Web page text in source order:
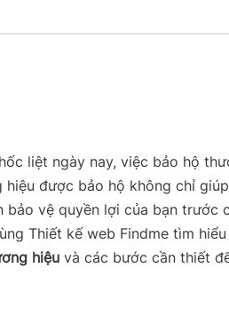
liệt ngày nay, việc bảo hộ
được bảo hộ không chỉ
vệ quyền lợi của bạn trước
Thiết kế web Findme tìm
hiệu và các bước cần thiết